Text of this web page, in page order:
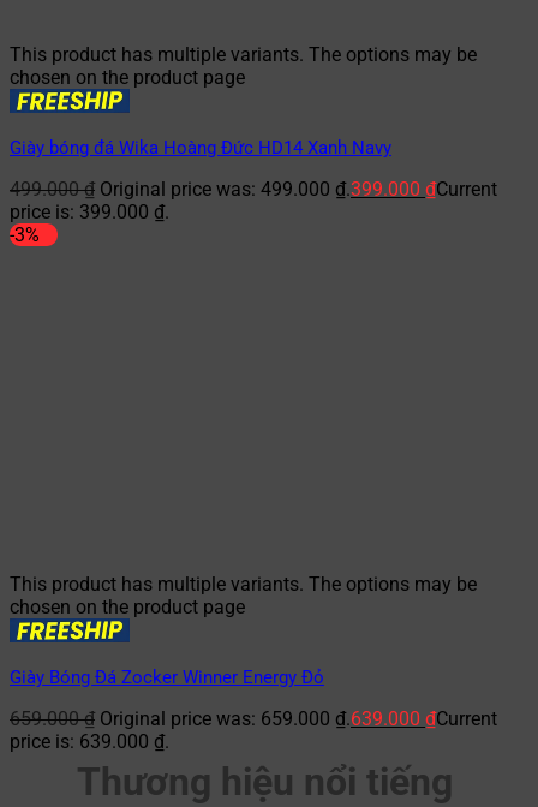
This product has multiple variants. The options may be
chosen on the product page
Giày bóng đá Wika Hoàng Đức HD14 Xanh Navy
499.000₫ Original price was: 499.000 ₫.399.000 ₫Current
price is: 399.000 ₫.
-3%
This product has multiple variants. The options may be
chosen on the product page
Giày Bóng Đá Zocker Winner Energy Đỏ
659.000₫ Original price was: 659.000 ₫.639.000 ₫Current
price is: 639.000 ₫.
Thương hiệu nổi tiếng